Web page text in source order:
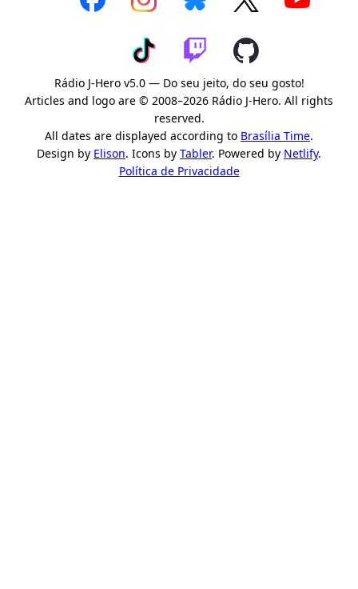
Rádio J-Hero v5.0 — Do seu jeito, do seu gosto!
Articles and logo are © 2008–2026 Rádio J-Hero. All rights
reserved.
All dates are displayed according to Brasília Time.
Design by Elison. Icons by Tabler. Powered by Netlify.
Política de Privacidade